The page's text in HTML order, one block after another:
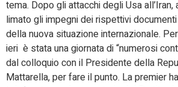
tema. Dopo gli attacchi degli Usa all’Iran,
limato gli impegni dei rispettivi
della nuova situazione internazionale.
ieri è stata una giornata di “numerosi
dal colloquio con il Presidente della
Mattarella, per fare il punto. La premier